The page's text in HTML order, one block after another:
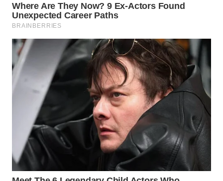
BEKASI
BOGOR
WN
DEPOK
WN
TAPANULI
UTARA
WN
SAMOSIR